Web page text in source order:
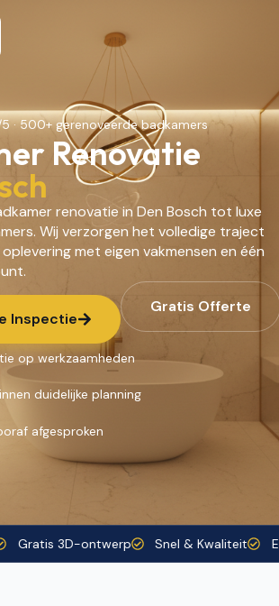
· 500+ gerenoveerde badkamers
Renovatie
renovatie in Den Bosch tot luxe
Wij verzorgen het volledige traject
met eigen vakmensen en één
Inspectie
Gratis Offerte
op werkzaamheden
duidelijke planning
afgesproken
Gratis 3D-ontwerp Snel &